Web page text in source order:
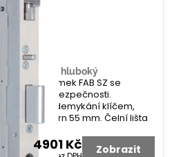
zámek FAB hluboký
zámek FAB SZ se
4. třídě bezpečnosti.
bodech. Odemykání klíčem,
92 mm. Dorn 55 mm. Čelní lišta
4901 Kč Zobrazit